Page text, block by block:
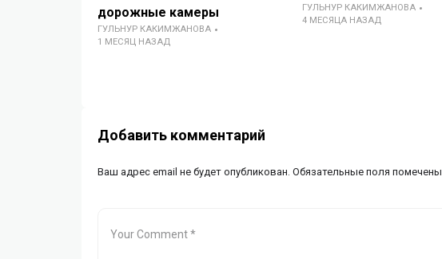
дорожные камеры
ГУЛЬНУР КАКИМЖАНОВА
1 МЕСЯЦ НАЗАД
ГУЛЬНУР КАКИМЖАНОВА
4 МЕСЯЦА НАЗАД
Добавить комментарий
Ваш адрес email не будет опубликован. Обязательные поля помечены